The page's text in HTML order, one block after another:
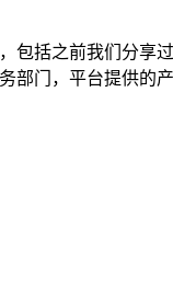
包括之前我们分享过
部门，平台提供的